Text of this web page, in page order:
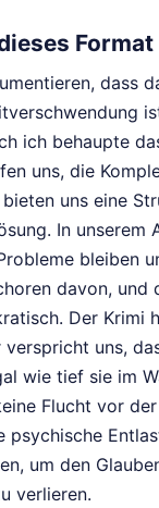
dass
ich behaupte
uns, die
uns eine
In unserem
bleiben
davon, und
Der Krimi
verspricht uns,
wie tief sie im
Flucht vor
psychische
um den
verlieren.